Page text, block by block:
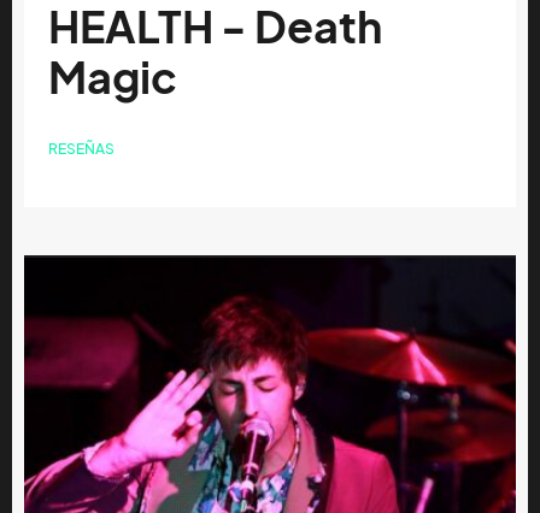
HEALTH - Death
Magic
RESEÑAS